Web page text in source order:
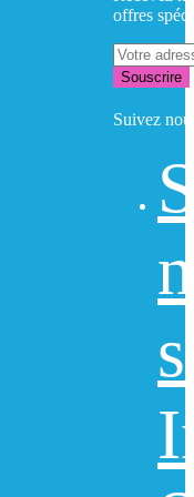
offres
Souscrire
Suivez